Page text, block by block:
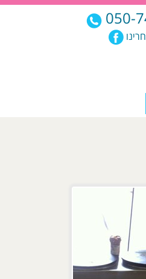
050-